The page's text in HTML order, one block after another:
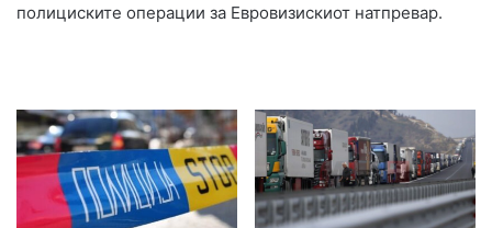
полициските операции за Евровизискиот натпревар.